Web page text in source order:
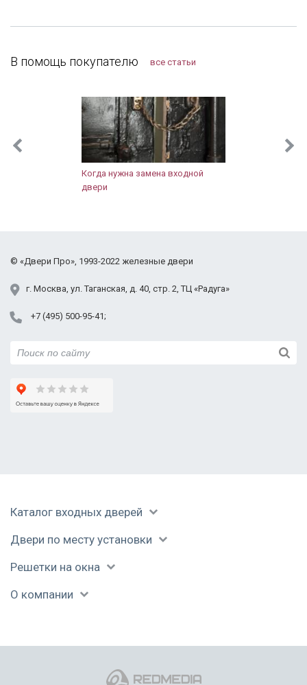
наоборот, как бывает. Очень быстро прошла
запаситесь крепкими мешками), дали советы
сдачи работ и гарантию. После старой
строительной двери новая просто восхищает!
Шумов с лестницы не слышно, не задувает,
значит запенена хорошо, щелей тоже нет.
Внешний вид презентабельный, тут замечаний
нет. Зеркало для нашей прихожей очень
полностью устраивает. Спасибо!
В помощь покупателю все статьи
Когда нужна замена входной
двери
г. Москва, ул. Таганская, д. 40, стр. 2, ТЦ «Радуга»
+7 (495) 500-95-41
© «Двери Про», 1993-2022 железные двери
Каталог входных дверей
Двери по месту установки
Решетки на окна
О компании